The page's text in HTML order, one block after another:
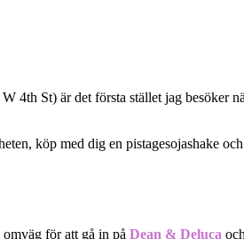
4th St) är det första stället jag besöker
köp med dig en pistagesojashake
för att gå in på Dean & Deluca